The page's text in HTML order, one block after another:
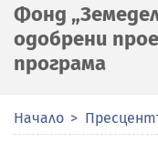
Фонд
одобрени
програма
Начало